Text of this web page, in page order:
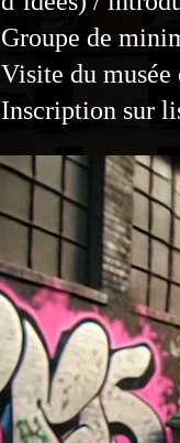
Groupe de
Visite du
Inscription sur